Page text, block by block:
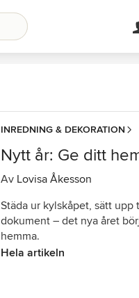
INREDNING & DEKORATION
Nytt år: Ge ditt
Av Lovisa Åkesson
Städa ur kylskåpet, sätt
dokument – det nya året
hemma.
Hela artikeln